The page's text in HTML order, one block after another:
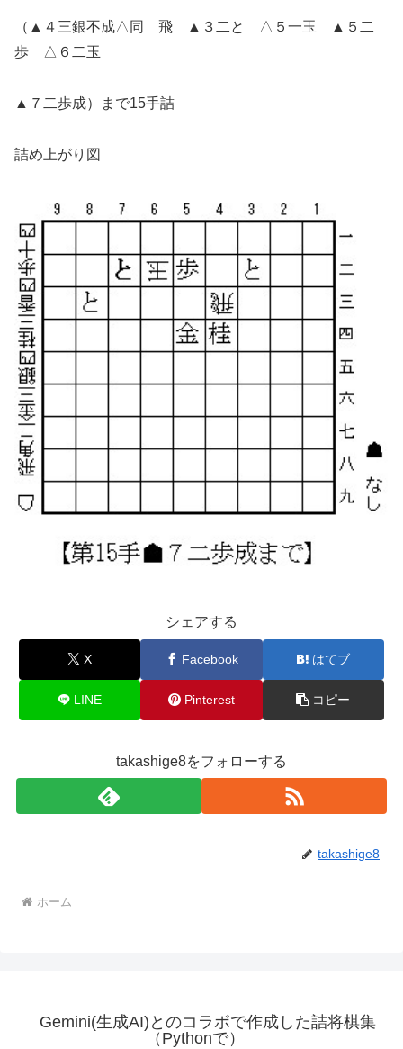
（▲４三銀不成△同 飛 ▲３二と △５一玉 ▲５二
歩 △６二玉
▲７二歩成）まで15手詰
詰め上がり図
シェアする
X Facebook はてブ
LINE Pinterest コピー
takashige8をフォローする
takashige8
ホーム
Gemini(生成AI)とのコラボで作成した詰将棋集
（Pythonで）